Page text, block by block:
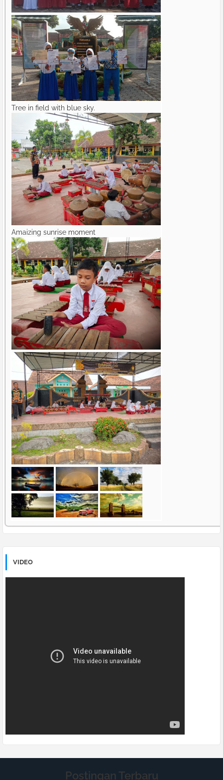
Tree in field with blue sky.
Amaizing sunrise moment
VIDEO
Postingan Terbaru